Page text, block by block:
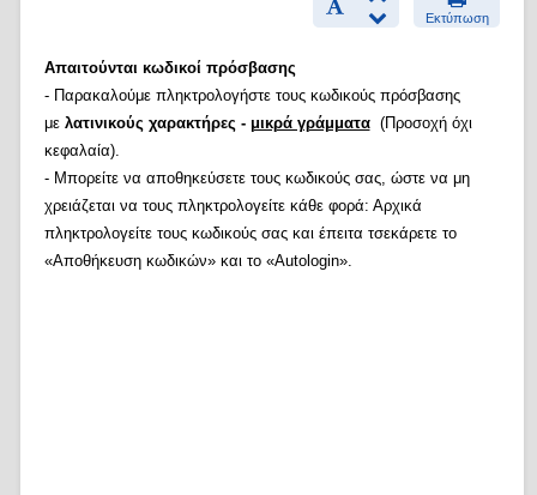
Εκτύπωση
Απαιτούνται κωδικοί πρόσβασης
- Παρακαλούμε πληκτρολογήστε τους κωδικούς πρόσβασης
με λατινικούς χαρακτήρες - μικρά γράμματα(Προσοχή όχι
κεφαλαία).
- Μπορείτε να αποθηκεύσετε τους κωδικούς σας, ώστε να μη
χρειάζεται να τους πληκτρολογείτε κάθε φορά: Αρχικά
πληκτρολογείτε τους κωδικούς σας και έπειτα τσεκάρετε το
«Αποθήκευση κωδικών» και το «Autologin».